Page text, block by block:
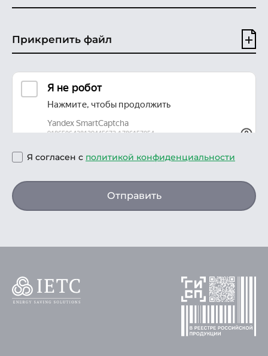
Прикрепить файл
Я согласен с политикой конфиденциальности
Отправить